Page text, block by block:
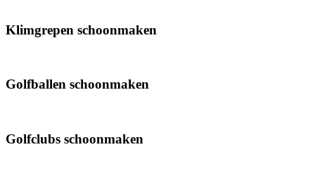
Klimgrepen schoonmaken
Golfballen schoonmaken
Golfclubs schoonmaken